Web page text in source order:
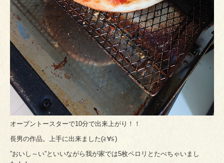
オーブントースターで10分で出来上がり！！
長男の作品。上手に出来ました(≧∀≦)
”おいし～い”といいながら我が家では5枚ペロリとたべちゃいまし